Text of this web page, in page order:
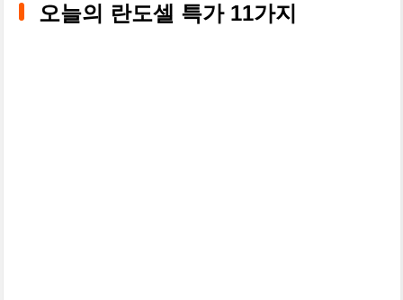
오늘의 란도셀 특가 11가지